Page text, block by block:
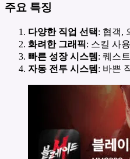
주요 특징
다양한 직업 선택: 협객,
화려한 그래픽: 스킬 사
빠른 성장 시스템 : 퀘스
자동 전투 시스템 : 바쁜